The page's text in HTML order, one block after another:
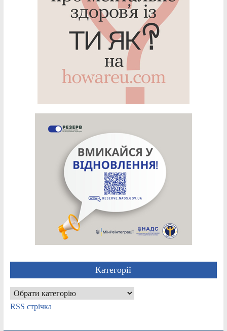
Категорії
Категорії
RSS стрічка